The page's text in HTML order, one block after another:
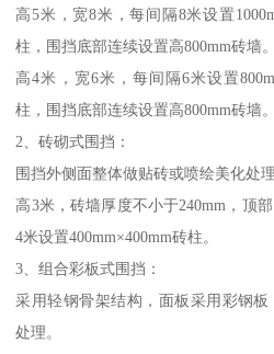
高5米，宽8米，每间隔8米设置
柱，围挡底部连续设置高800mm砖墙。
高4米，宽6米，每间隔6米设置
柱，围挡底部连续设置高800mm砖墙。
2、砖砌式围挡：
围挡外侧面整体做贴砖或喷绘美化处理
高3米，砖墙厚度不小于240mm，顶
4米设置400mm×400mm砖柱。
3、组合彩板式围挡：
采用轻钢骨架结构，面板采用彩钢
处理。